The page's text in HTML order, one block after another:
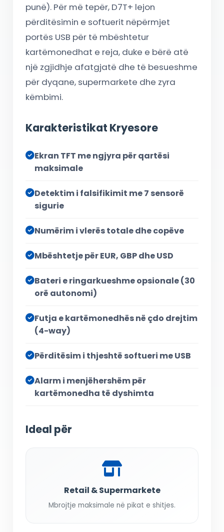
punë). Për më tepër, D7T+ lejon
përditësimin e softuerit nëpërmjet
portës USB për të mbështetur
kartëmonedhat e reja, duke e bërë atë
një zgjidhje afatgjatë dhe të besueshme
për dyqane, supermarkete dhe zyra
këmbimi.
Karakteristikat Kryesore
Ekran TFT me ngjyra për qartësi
maksimale
Detektim i falsifikimit me 7 sensorë
sigurie
Numërim i vlerës totale dhe copëve
Mbështetje për EUR, GBP dhe USD
Bateri e ringarkueshme opsionale (30
orë autonomi)
Futja e kartëmonedhës në çdo drejtim
(4-way)
Përditësim i thjeshtë softueri me USB
Alarm i menjëhershëm për
kartëmonedha të dyshimta
Ideal për
Retail & Supermarkete
Mbrojtje maksimale në pikat e shitjes.